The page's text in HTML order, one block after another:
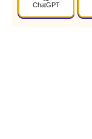
ChatGPT